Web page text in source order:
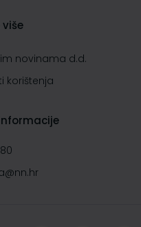
novinama d.d.
korištenja